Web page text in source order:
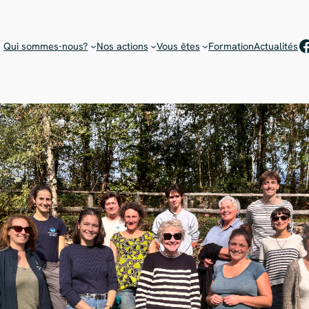
Qui sommes-nous? Nos actions Vous êtes FormationActualités